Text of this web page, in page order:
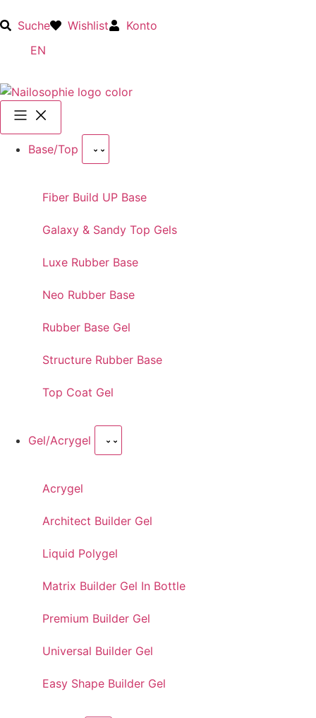
Suche Wishlist
Konto
EN
Base/Top
Fiber Build UP Base
Galaxy & Sandy Top Gels
Luxe Rubber Base
Neo Rubber Base
Rubber Base Gel
Structure Rubber Base
Top Coat Gel
Gel/Acrygel
Acrygel
Architect Builder Gel
Liquid Polygel
Matrix Builder Gel In Bottle
Premium Builder Gel
Universal Builder Gel
Easy Shape Builder Gel